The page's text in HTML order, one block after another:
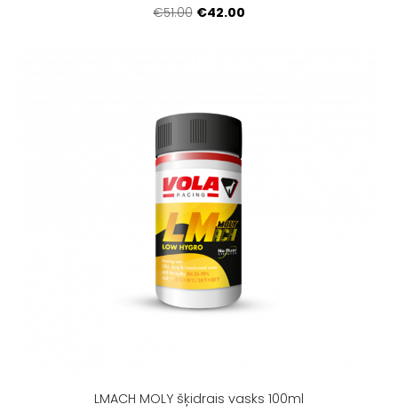
€51.00 €42.00
LMACH MOLY šķidrais vasks 100ml